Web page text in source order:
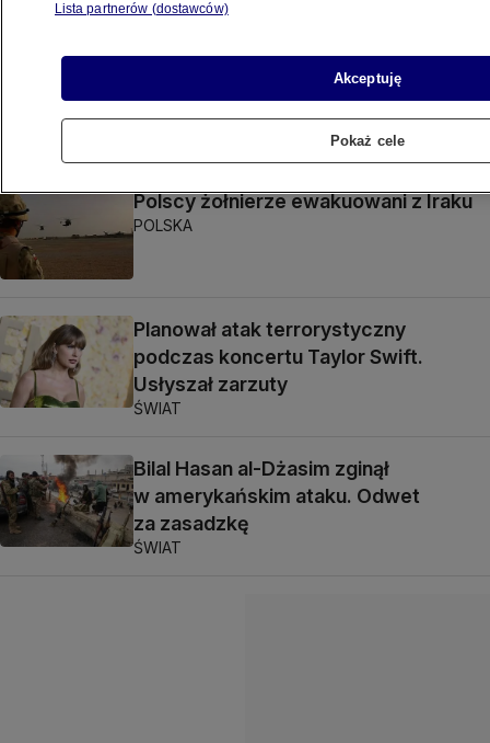
"Afryka stała się światowym
epicentrum dżihadyzmu". Czy historia
się powtórzy?
Polscy żołnierze ewakuowani z Iraku
POLSKA
Planował atak terrorystyczny
podczas koncertu Taylor Swift.
Usłyszał zarzuty
ŚWIAT
Bilal Hasan al-Dżasim zginął
w amerykańskim ataku. Odwet
za zasadzkę
ŚWIAT
Lista partnerów (dostawców)
Akceptuję
Pokaż cele